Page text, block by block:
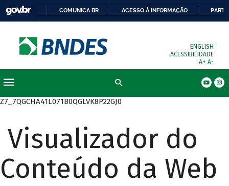
COMUNICA BR ACESSO À INFORMAÇÃO
ENGLISH
ACESSIBILIDADE
A+ A-
Z7_7QGCHA41L071B0QGLVK8P22GJ0
Visualizador do
Conteúdo da Web